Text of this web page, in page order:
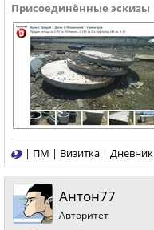
Присоединённые эскизы
| ПМ | Визитка | Дневник
Антон77
Авторитет